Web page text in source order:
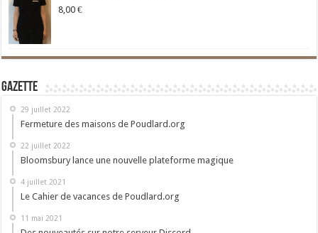
8,00 €
Gazette
29 juillet 2022
Fermeture des maisons de Poudlard.org
22 juillet 2022
Bloomsbury lance une nouvelle plateforme magique
4 juillet 2021
Le Cahier de vacances de Poudlard.org
11 mai 2021